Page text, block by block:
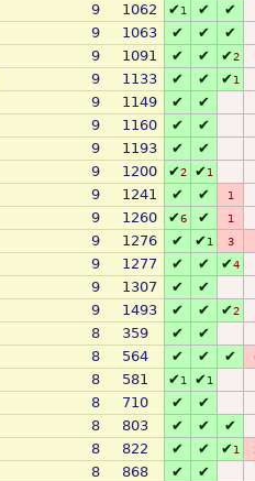
9 1062 ✔1 ✔
✔
9 1063 ✔ ✔
✔
9 1091 ✔ ✔ ✔2
9 1133 ✔ ✔ ✔1
9 1149 ✔
✔
9 1160 ✔
✔
9 1193 ✔
✔
9 1200 ✔2 ✔1
9 1241 ✔ ✔ 1
9 1260 ✔6 ✔ 1
9 1276 ✔ ✔1 3
9 1277 ✔ ✔ ✔4
9 1307 ✔
✔
9 1493 ✔ ✔ ✔2
8 359 ✔
✔
8 564 ✔ ✔ ✔
8 581 ✔1 ✔1
8 710 ✔
✔
8 803 ✔ ✔
✔
8 822 ✔ ✔ ✔1
8 868 ✔
✔